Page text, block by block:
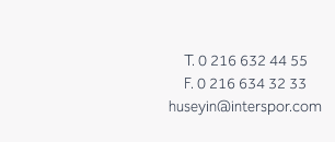
T. 0 216 632 44 55
F. 0 216 634 32 33
huseyin@interspor.com